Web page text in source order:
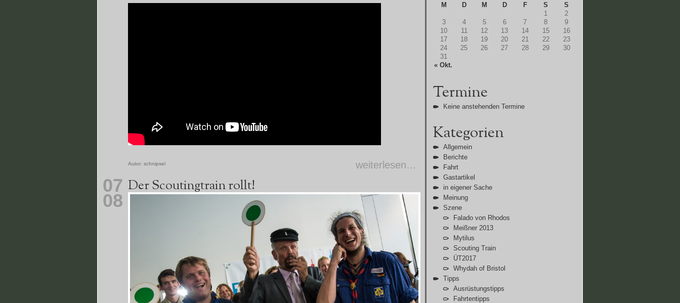
weiterlesen…
Autor: schnipsel
07
08
Der Scoutingtrain rollt!
M D M D F S S
« Okt.
1
2
3
4 5 6 7 8
9
10
11 12 13 14 15
16
17
18 19 20 21 22
23
24
25 26 27 28 29
30
31
Termine
Keine anstehenden Termine
Kategorien
Allgemein
Berichte
Fahrt
Gastartikel
in eigener Sache
Meinung
Szene
Falado von Rhodos
Meißner 2013
Mytilus
Scouting Train
ÜT2017
Whydah of Bristol
Tipps
Ausrüstungstipps
Fahrtentipps